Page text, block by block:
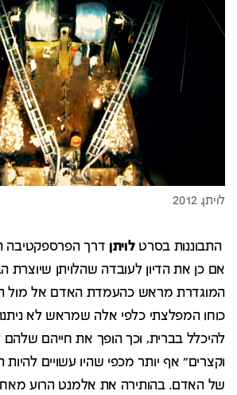
התבוננות בסרטלויתן דרך הפרספקטיבה
אם כן את הדיון לעובדה שהלויתן שיוצרת
המוגדרת מראש כהעמדת האדם אל מול
כוחו המפלצתי כלפי אלה שמראש לא
להיכלל בברית, וכך הופך את חייהם שלהם
וקצרים" אף יותר מכפי שהיו עשויים
של האדם. בהותירה את אלמנט הרוע מאחור